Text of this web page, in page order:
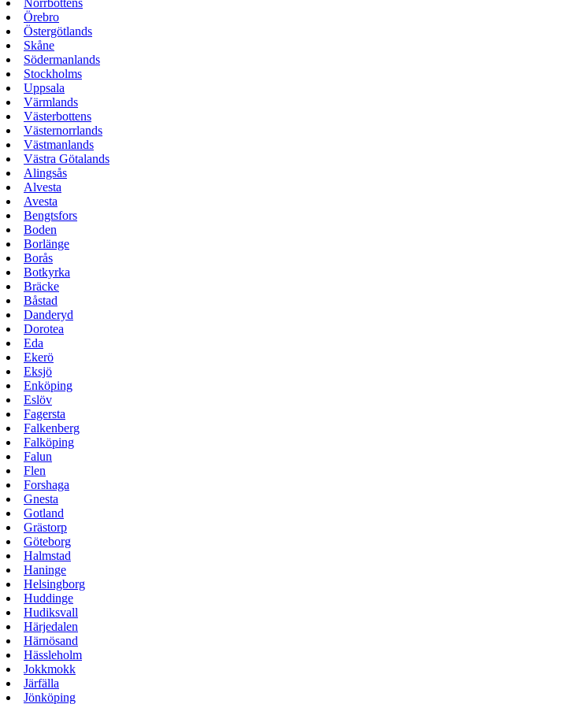
Norrbottens
Örebro
Östergötlands
Skåne
Södermanlands
Stockholms
Uppsala
Värmlands
Västerbottens
Västernorrlands
Västmanlands
Västra Götalands
Alingsås
Alvesta
Avesta
Bengtsfors
Boden
Borlänge
Borås
Botkyrka
Bräcke
Båstad
Danderyd
Dorotea
Eda
Ekerö
Eksjö
Enköping
Eslöv
Fagersta
Falkenberg
Falköping
Falun
Flen
Forshaga
Gnesta
Gotland
Grästorp
Göteborg
Halmstad
Haninge
Helsingborg
Huddinge
Hudiksvall
Härjedalen
Härnösand
Hässleholm
Jokkmokk
Järfälla
Jönköping